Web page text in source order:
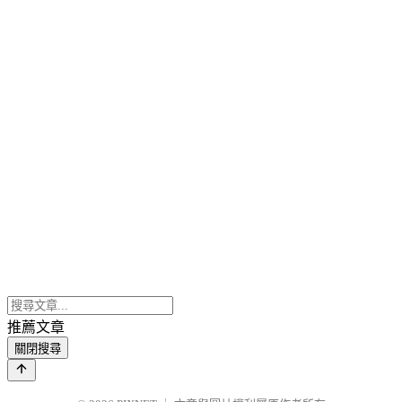
推薦文章
關閉搜尋